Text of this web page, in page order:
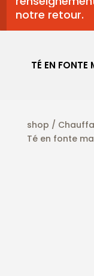
notre retour.
TÉ EN FONTE
shop /
Té en fonte